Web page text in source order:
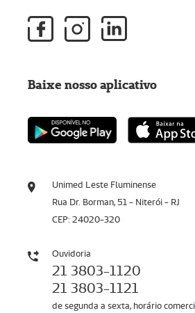
Unimed Leste Fluminense
Rua Dr. Borman, 51 - Niterói - RJ
CEP: 24020-320
Ouvidoria
21 3803-1120
21 3803-1121
de segunda a sexta, horário
Baixe nosso aplicativo